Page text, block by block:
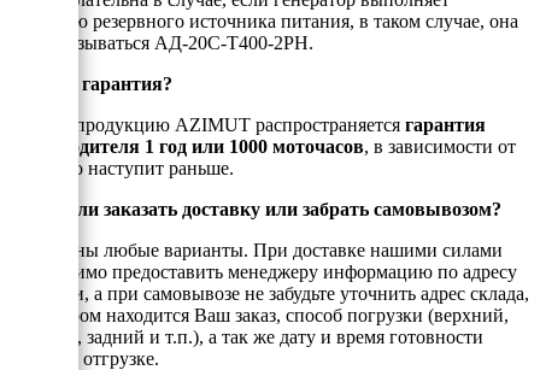
функцию резервного источника питания, в таком случае, она
будет называться АД-20С-Т400-2РН.
Есть ли гарантия?
На всю продукцию AZIMUT распространяется гарантия
производителя 1 год или 1000 моточасов, в зависимости от
того, что наступит раньше.
Можно ли заказать доставку или забрать самовывозом?
Возможны любые варианты. При доставке нашими силами
необходимо предоставить менеджеру информацию по адресу
доставки, а при самовывозе не забудьте уточнить адрес склада,
на котором находится Ваш заказ, способ погрузки (верхний,
боковой, задний и т.п.), а так же дату и время готовности
товара к отгрузке.